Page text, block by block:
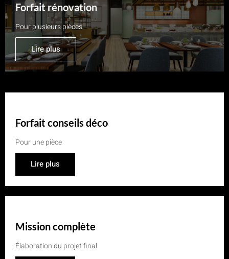
Forfait rénovation
Pour plusieurs pièces
Lire plus
Forfait conseils déco
Pour une pièce
Lire plus
Mission complète
Élaboration du projet final